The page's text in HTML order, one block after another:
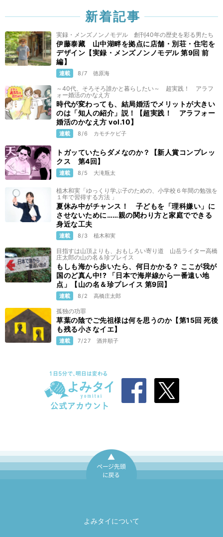
新着記事
実録・メンズノンノモデル 創刊40年の歴史を彩る男たち
伊藤泰藏 山中湖畔を拠点に店舗・別荘・住宅を
デザイン【実録・メンズノンノモデル 第9回 前
編】
連載 8/7 徳原海
～40代、そろそろ誰かと暮らしたい～ 超実践！ アラフ
ォー婚活のかなえ方
時代が変わっても、結局婚活でメリットが大きい
のは「知人の紹介」説！【超実践！ アラフォー
婚活のかなえ方 vol.10】
連載 8/6 カモチケビ子
トガッていたらダメなのか？【新人賞コンプレッ
クス 第4回】
連載 8/5 大滝瓶太
植木和実「ゆっくり学ぶ子のための、小学校６年間の勉強を
１年で習得する方法 」
夏休み中がチャンス！ 子どもを「理科嫌い」に
させないために……親の関わり方と家庭でできる
身近な工夫
連載 8/3 植木和実
目指すは山頂よりも、おもしろい寄り道 山岳ライター高橋
庄太郎の山の名＆珍プレイス
もしも海から歩いたら、何日かかる？ ここが我が
国のど真ん中!? 「日本で海岸線から一番遠い地
点」【山の名＆珍プレイス 第9回】
連載 8/2 高橋庄太郎
孤独の功罪
草葉の陰でご先祖様は何を思うのか【第15回 死後
も残る小さなイエ】
連載 7/27 酒井順子
よみタイについて